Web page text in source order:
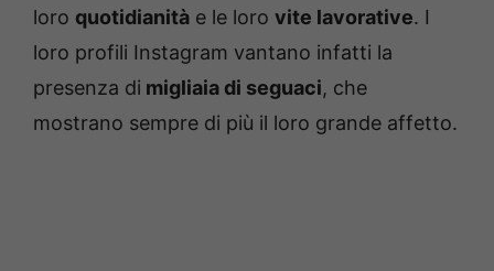
loro quotidianità e le loro vite lavorative. I
loro profili Instagram vantano infatti la
presenza di migliaia di seguaci, che
mostrano sempre di più il loro grande affetto.